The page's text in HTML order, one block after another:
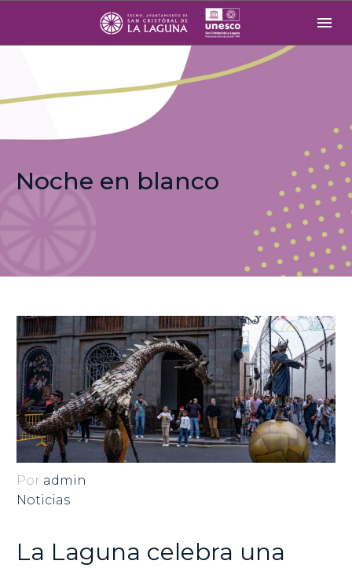
Noche en blanco
Por admin
Noticias
La Laguna celebra una